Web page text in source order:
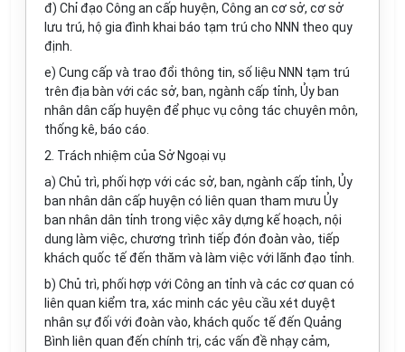
đ) Chỉ đạo Công an cấp huyện, Công an cơ sở, cơ sở
lưu trú, hộ gia đình khai báo tạm trú cho NNN theo quy
định.
e) Cung cấp và trao đổi thông tin, số liệu NNN tạm trú
trên địa bàn với các sở, ban, ngành cấp tỉnh, Ủy ban
nhân dân cấp huyện đểphục vụ công tác chuyên môn,
thống kê, báo cáo.
2. Trách nhiệm của Sở Ngoại vụ
a) Chủ trì, phối hợp với các sở, ban, ngành cấp tỉnh, Ủy
ban nhân dân cấp huyện có liên quan tham mưu Ủy
ban nhân dân tỉnh trong việc xây dựng kế hoạch, nội
dung làm việc, chương trình tiếp đón đoàn vào, tiếp
khách quốc tế đến thăm và làm việc với l ãnh đạo tỉnh.
b) Chủ trì, phối hợp với Công an tỉnh và các cơ quan có
iên quan kiểm tra, xác minh các yêu cầu xét duyệt
nhân sự đối với đoàn vào, khách quốc tế đến Quảng
Bình liên quan đến chính trị, các vấn đề nhạy cảm,